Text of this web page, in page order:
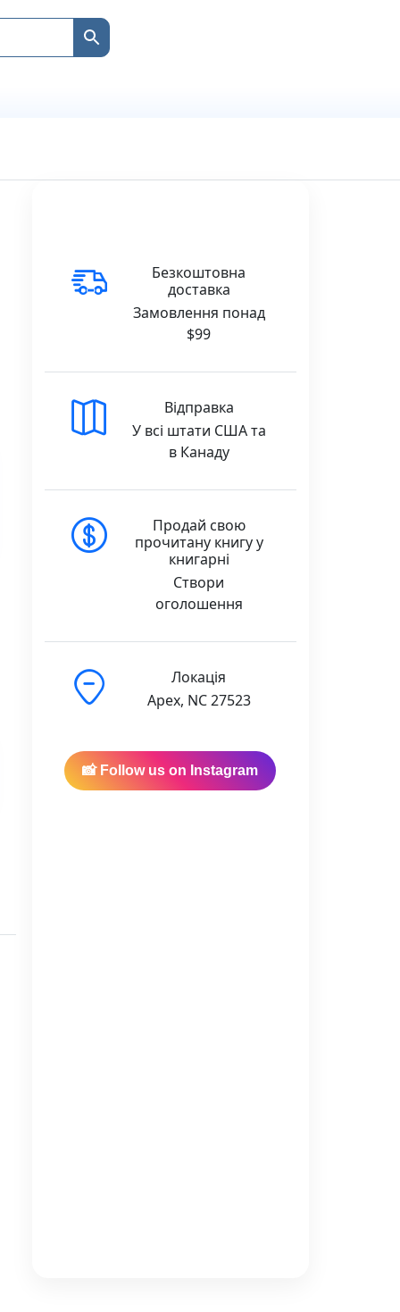
Безкоштовна
доставка
Замовлення понад
$99
Відправка
У всі штати США та
в Канаду
Продай свою
прочитану книгу у
книгарні
Створи
оголошення
Локація
Apex, NC 27523
📸 Follow us on Instagram